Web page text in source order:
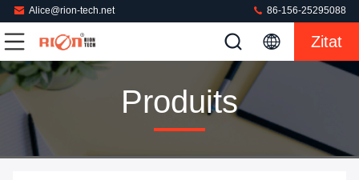
Alice@rion-tech.net 86-156-25295088
Zitat
Produits